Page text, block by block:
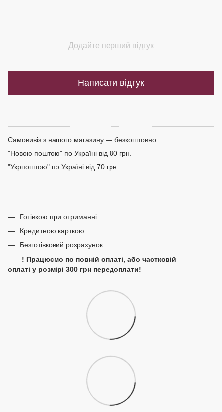
Додайте перший відгук
Написати відгук
Самовивіз з нашого магазину — безкоштовно.
"Новою поштою" по Україні від 80 грн.
"Укрпоштою" по Україні від 70 грн.
Готівкою при отриманні
Кредитною карткою
Безготівковий розрахунок
! Працюємо по повній оплаті, або частковій
оплаті у розмірі 300 грн передоплати!